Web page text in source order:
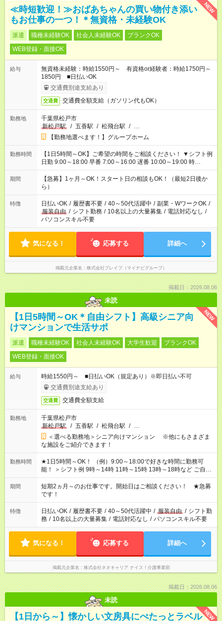
NEW
≪時短歓迎！≫おばあちゃんの買い物付き添い
もお仕事の一つ！＊無資格・未経験OK
派遣 職種未経験OK 社会人未経験OK
ブランクOK
WEB登録・面接OK
給与
無資格未経験：時給1550円～ 有資格or経験者：時給1750円～
1850円 ■日払いOK
交通費別途支給あり
交通費 交通費全額支給（ガソリン代もOK）
勤務地
千葉県松戸市
新松戸駅
/ 五香駅 / 松飛台駅 / …
【勤務地選べます！】グループホーム
勤務時間
【1日5時間～OK】ご希望の時間をご相談ください！ ▼シフト例
日勤 9:00～18:00 早番 7:00～16:00 遅番 10:00～19:00 時
短 10:00～15:00 上記はあくまで一例です。 「夕方までには帰宅
しておきたい」 「朝はゆっくりのスタートがいい」 「お昼の時
間を有効に使いたい」 など、ご希望があれば教えてください
ね。
期間
【急募】1ヶ月～OK！スタート日の相談もOK！（最短2日後か
ら）
特徴 日払いOK / 履歴書不要 / 40～50代活躍中 / 副業・WワークOK /
服装自由 / シフト勤務 / 10名以上の大量募集 / 電話対応なし /
パソコンスキル不要
気になる！ 応募する 詳細へ
掲載元企業名 株式会社ブレイブ（マイナビグループ）
掲載日：2026.08.06
未読
NEW
【1日5時間～OK＊自由シフト】高級シニア向
けマンションで生活サポ
派遣 職種未経験OK 社会人未経験OK 大学生歓迎
ブランクOK
WEB登録・面接OK
給与
時給1550円～ ■日払いOK（規定あり）※即日払い不可
交通費別途支給あり
交通費 交通費全額支給
勤務地
千葉県松戸市
新松戸駅
/ 五香駅 / 松飛台駅 / …
＜選べる勤務地＞シニア向けマンション ※他にもさまざま
な施設をご紹介できます！
勤務時間
★1日5時間～OK！ （例）9:00～18:00で好きな時間に勤務可
能！ ＞シフト例 9時～14時 11時～15時 13時～18時など ご自身
のご都合に合わせて勤務時間をご相談ください！ ★家庭の都合
でお休みや時間の調整が必要な場合も遠慮なくご相談くださ
い。
期間
短期2ヵ月～のお仕事です。開始日はご相談ください！ ★急募
です！
特徴 日払いOK / 履歴書不要 / 40～50代活躍中 / 服装自由 / シフト勤
務 / 10名以上の大量募集 / 電話対応なし / パソコンスキル不要
気になる！ 応募する 詳細へ
掲載元企業名 株式会社ネオキャリア ナイス！介護事業部
掲載日：2026.08.06
未読
NEW
【1日から～】懐かしい文房具にぺたっとラベル